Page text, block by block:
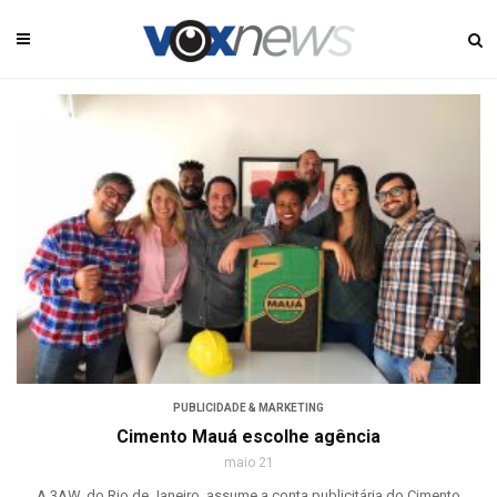
PUBLICIDADE & MARKETING
Cimento Mauá escolhe agência
maio 21